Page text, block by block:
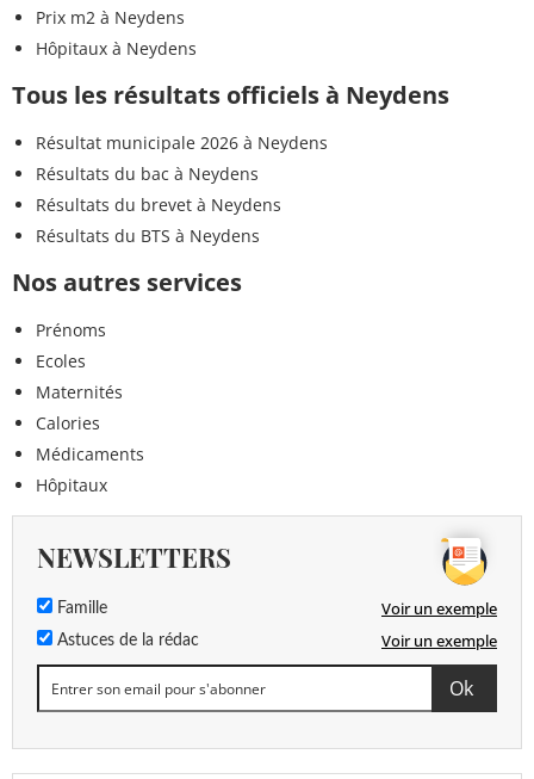
Prix m2 à Neydens
Hôpitaux à Neydens
Tous les résultats officiels à Neydens
Résultat municipale 2026 à Neydens
Résultats du bac à Neydens
Résultats du brevet à Neydens
Résultats du BTS à Neydens
Nos autres services
Prénoms
Ecoles
Maternités
Calories
Médicaments
Hôpitaux
NEWSLETTERS
Famille Voir un exemple
Astuces de la rédac Voir un exemple